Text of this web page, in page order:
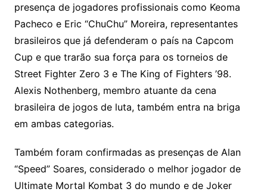
presença de jogadores profissionais como Keoma
Pacheco e Eric “ChuChu” Moreira, representantes
brasileiros que já defenderam o país na Capcom
Cup e que trarão sua força para os torneios de
Street Fighter Zero 3 e The King of Fighters ’98.
Alexis Nothenberg, membro atuante da cena
brasileira de jogos de luta, também entra na briga
em ambas categorias.
Também foram confirmadas as presenças de Alan
“Speed” Soares, considerado o melhor jogador de
Ultimate Mortal Kombat 3 do mundo e de Joker